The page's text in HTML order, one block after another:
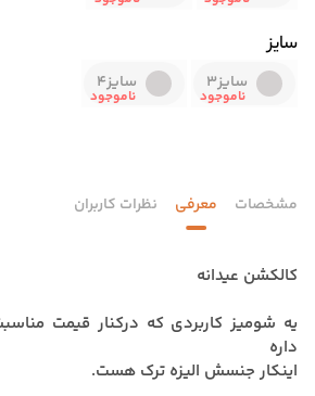
سایز
سایز3 سایز4
مشخصات معرفی نظرات کاربران
کالکشن عیدانه
یه شومیز کاربردی که درکنار قیمت
داره
اینکار جنسش الیزه ترک هست.